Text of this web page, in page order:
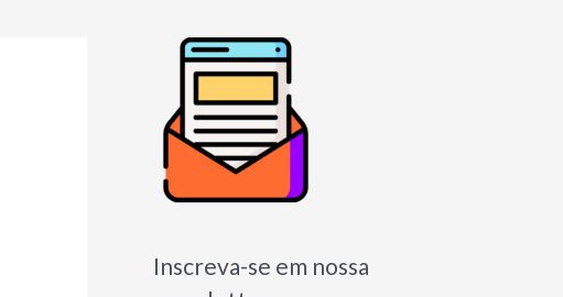
Inscreva-se em nossa